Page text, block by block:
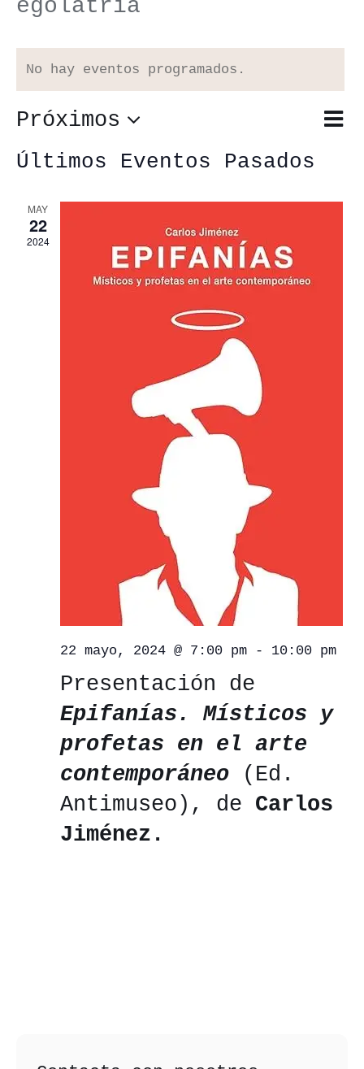
egolatría
No hay eventos programados.
de
Lista
Próximos
Selecciona
fecha.
Últimos Eventos Pasados
MAY
22
2024
22 mayo, 2024 @ 7:00 pm- 10:00 pm
Presentación de
Epifanías. Místicos y
profetas en el arte
contemporáneo(Ed.
Antimuseo), de Carlos
Jiménez.